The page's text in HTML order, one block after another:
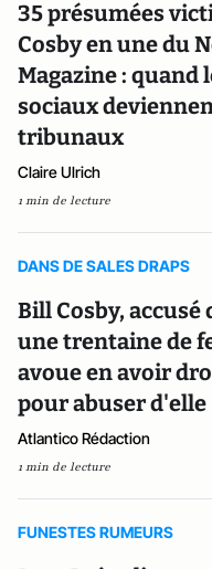
35 présumées
Cosby en une du
Magazine : quand
sociaux
tribunaux
Claire Ulrich
1 min de lecture
DANS DE SALES DRAPS
Bill Cosby, accusé
une trentaine de
avoue en avoir
pour abuser d'elle
Atlantico Rédaction
1 min de lecture
FUNESTES RUMEURS